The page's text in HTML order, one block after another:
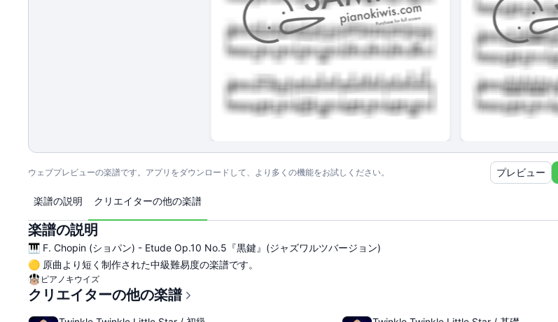
ウェブプレビューの楽譜です。アプリをダウンロードして、より多くの機能をお試しください。 プレビュー
楽譜の説明 クリエイターの他の楽譜
楽譜の説明
🎹 F. Chopin (ショパン) - Etude Op.10 No.5『黒鍵』(ジャズワルツバージョン)
🟡 原曲より短く制作された中級難易度の楽譜です。
ピアノキウイズ
クリエイターの他の楽譜